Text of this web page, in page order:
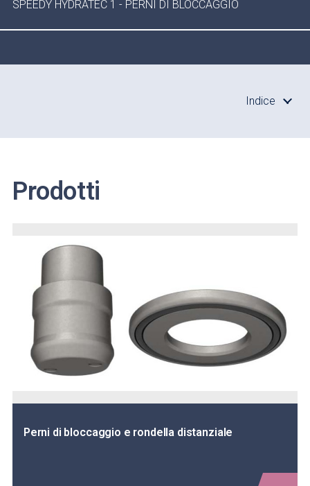
SPEEDY HYDRATEC 1 - PERNI DI BLOCCAGGIO
Indice
Prodotti
Perni di bloccaggio e rondella distanziale